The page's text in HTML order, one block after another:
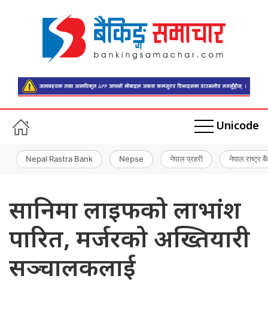
Unicode
Nepal Rastra Bank Nepse नेपाल प्रहरी नेपाल राष्ट्र
सानिमा लाइफको लाभांश
पारित, मर्जरको अख्तियारी
सञ्चालकलाई